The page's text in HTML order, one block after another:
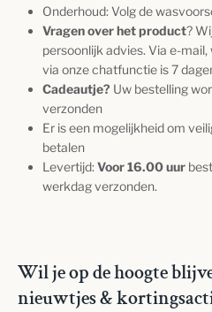
Onderhoud: Volg de
Vragen over het product?
persoonlijk advies. Via e-
via onze chatfunctie is 7
Cadeautje? Uw bestelling
verzonden
Er is een mogelijkheid om
betalen
Levertijd:Voor 16.00 uur
werkdag verzonden.
Wil je op de hoogte
nieuwtjes &